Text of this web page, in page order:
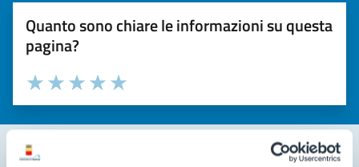
Quanto sono chiare le informazioni su questa
pagina?
Valuta la chiarezza delle informazioni (da 1 a 5 stelle)
Seleziona il numero di stelle per valutare la chiarezza delle
Valuta 5 stelle su 5
Valuta 4 stelle su 5
Valuta 3 stelle su 5
Valuta 2 stelle su 5
Valuta 1 stelle su 5